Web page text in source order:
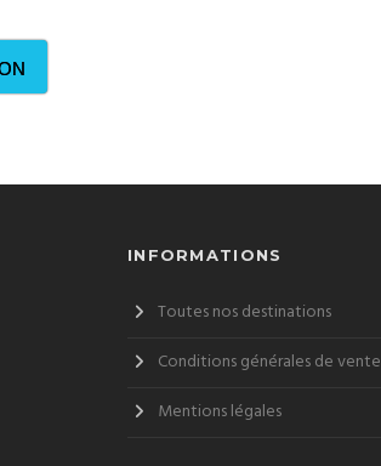
INFORMATIONS
Toutes nos destinations
Conditions générales de vente
Mentions légales